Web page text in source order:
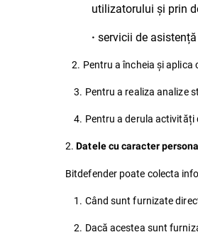
utilizatorului și prin
· servicii de
2. Pentru a încheia și
3. Pentru a realiza analize
4. Pentru a derula activități
2.Datele cu caracter
Bitdefender poate colecta
1. Când sunt furnizate
2. Dacă acestea sunt